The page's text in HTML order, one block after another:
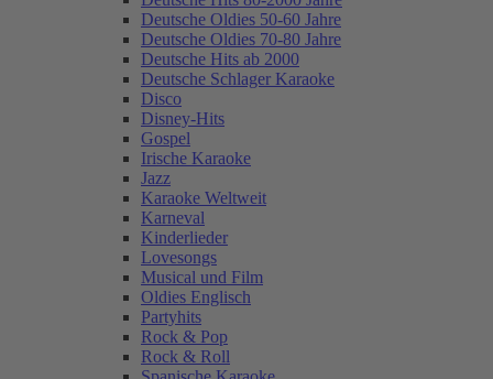
Deutsche Oldies 50-60 Jahre
Deutsche Oldies 70-80 Jahre
Deutsche Hits ab 2000
Deutsche Schlager Karaoke
Disco
Disney-Hits
Gospel
Irische Karaoke
Jazz
Karaoke Weltweit
Karneval
Kinderlieder
Lovesongs
Musical und Film
Oldies Englisch
Partyhits
Rock & Pop
Rock & Roll